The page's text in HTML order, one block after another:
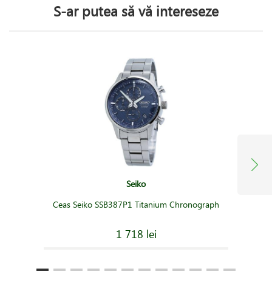
S-ar putea să vă intereseze
Seiko
Ceas Seiko SSB387P1 Titanium Chronograph
1 718 lei